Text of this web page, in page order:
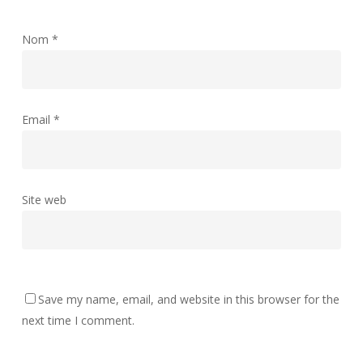
Nom *
Email *
Site web
Save my name, email, and website in this browser for the
next time I comment.